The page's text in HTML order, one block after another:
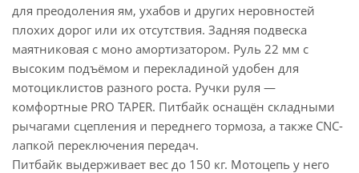
для преодоления ям, ухабов и других неровностей
плохих дорог или их отсутствия. Задняя подвеска
маятниковая с моно амортизатором. Руль 22 мм с
высоким подъёмом и перекладиной удобен для
мотоциклистов разного роста. Ручки руля —
комфортные PRO TAPER. Питбайк оснащён складными
рычагами сцепления и переднего тормоза, а также CNC-
лапкой переключения передач.
Питбайк выдерживает вес до 150 кг. Мотоцепь у него